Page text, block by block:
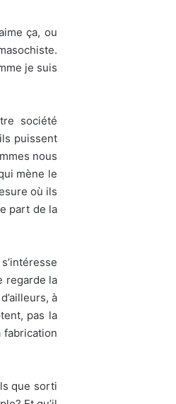
ça, ou
je suis
société
puissent
nous
mène le
où ils
part de la
regarde la
à
pas la
que sorti